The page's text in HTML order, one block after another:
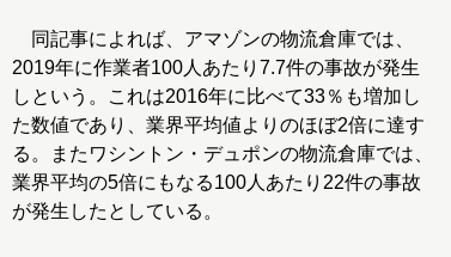
同記事によれば、アマゾンの物流倉庫では、
2019年に作業者100人あたり7.7件の事故が発生
しという。これは2016年に比べて33％も増加し
た数値であり、業界平均値よりのほぼ2倍に達す
る。またワシントン・デュポンの物流倉庫では、
業界平均の5倍にもなる100人あたり22件の事故
が発生したとしている。